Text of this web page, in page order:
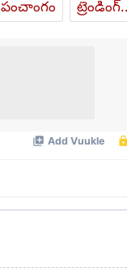
పంచాంగం ట్రెండింగ్..